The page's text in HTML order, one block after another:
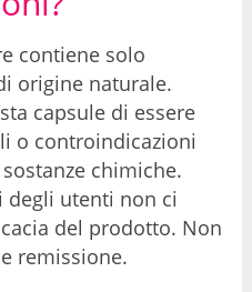
contiene solo
origine naturale.
capsule di essere
o controindicazioni
chimiche.
degli utenti non ci
del prodotto. Non
remissione.